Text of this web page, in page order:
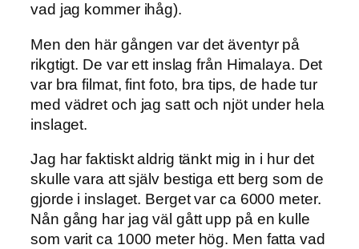
vad jag kommer ihåg).
Men den här gången var det äventyr på
rikgtigt. De var ett inslag från Himalaya. Det
var bra filmat, fint foto, bra tips, de hade tur
med vädret och jag satt och njöt under hela
inslaget.
Jag har faktiskt aldrig tänkt mig in i hur det
skulle vara att själv bestiga ett berg som de
gjorde i inslaget. Berget var ca 6000 meter.
Nån gång har jag väl gått upp på en kulle
som varit ca 1000 meter hög. Men fatta vad